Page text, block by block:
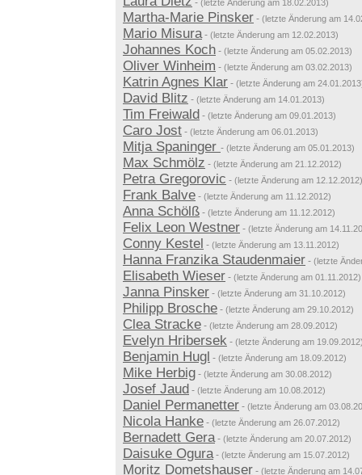
- (letzte Änderung am 18.02.2013)
Martha-Marie Pinsker - (letzte Änderung am
Mario Misura- (letzte Änderung am 12.02.2013)
Johannes Koch - (letzte Änderung am 05.02.2013)
Oliver Winheim - (letzte Änderung am 03.02.2013)
Katrin Agnes Klar - (letzte Änderung am
David Blitz - (letzte Änderung am 14.01.2013)
Tim Freiwald - (letzte Änderung am 09.01.2013)
Caro Jost - (letzte Änderung am 06.01.2013)
Mitja Spaninger - (letzte Änderung am 05.01.2013)
Max Schmölz - (letzte Änderung am 21.12.2012)
Petra Gregorovic - (letzte Änderung am 12.12.2012)
Frank Balve - (letzte Änderung am 11.12.2012)
Anna Schölß - (letzte Änderung am 11.12.2012)
Felix Leon Westner - (letzte Änderung am
Conny Kestel - (letzte Änderung am 13.11.2012)
Hanna Franzika Staudenmaier - (letzte
Elisabeth Wieser - (letzte Änderung am 01.11.2012)
Janna Pinsker - (letzte Änderung am 31.10.2012)
Philipp Brosche - (letzte Änderung am 29.10.2012)
Clea Stracke - (letzte Änderung am 28.09.2012)
Evelyn Hribersek - (letzte Änderung am
Benjamin Hugl - (letzte Änderung am 18.09.2012)
Mike Herbig - (letzte Änderung am 30.08.2012)
Josef Jaud - (letzte Änderung am 10.08.2012)
Daniel Permanetter - (letzte Änderung am
Nicola Hanke - (letzte Änderung am 26.07.2012)
Bernadett Gera- (letzte Änderung am 20.07.2012)
Daisuke Ogura- (letzte Änderung am 15.07.2012)
Moritz Dometshauser - (letzte Änderung am